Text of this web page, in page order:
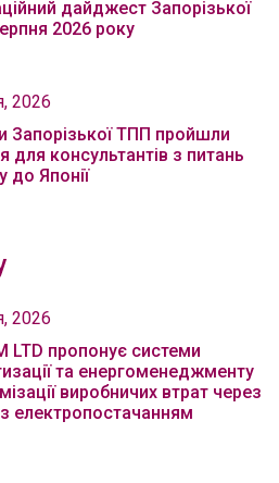
дайджест Запорізької
2026 року
2026
Запорізької ТПП пройшли
для консультантів з питань
до Японії
2026
LTD пропонує системи
та енергоменеджменту
виробничих втрат через
електропостачанням